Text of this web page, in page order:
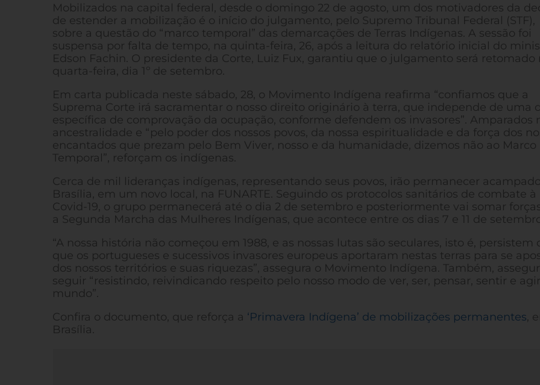
Mobilizados na capital federal, desde o domingo 22 de agosto, um dos motivadores da
de estender a mobilização é o início do julgamento, pelo Supremo Tribunal Federal (STF),
sobre a questão do “marco temporal” das demarcações de Terras Indígenas. A sessão foi
suspensa por falta de tempo, na quinta-feira, 26, após a leitura do relatório inicial do
Edson Fachin. O presidente da Corte, Luiz Fux, garantiu que o julgamento será retomado
quarta-feira, dia 1º de setembro.
Em carta publicada neste sábado, 28, o Movimento Indígena reafirma “confiamos que a
Suprema Corte irá sacramentar o nosso direito originário à terra, que independe de uma
específica de comprovação da ocupação, conforme defendem os invasores”. Amparados
ancestralidade e “pelo poder dos nossos povos, da nossa espiritualidade e da força dos
encantados que prezam pelo Bem Viver, nosso e da humanidade, dizemos não ao Marco
Temporal”, reforçam os indígenas.
Cerca de mil lideranças indígenas, representando seus povos, irão permanecer
Brasília, em um novo local, na FUNARTE. Seguindo os protocolos sanitários de combate à
Covid-19, o grupo permanecerá até o dia 2 de setembro e posteriormente vai somar
a Segunda Marcha das Mulheres Indígenas, que acontece entre os dias 7 e 11 de
“A nossa história não começou em 1988, e as nossas lutas são seculares, isto é, persistem
que os portugueses e sucessivos invasores europeus aportaram nestas terras para se
dos nossos territórios e suas riquezas”, assegura o Movimento Indígena. Também,
seguir “resistindo, reivindicando respeito pelo nosso modo de ver, ser, pensar, sentir e
mundo”.
Confira o documento, que reforça a ‘Primavera Indígena’ de mobilizações permanentes,
Brasília.